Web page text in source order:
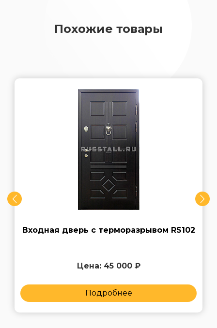
Похожие товары
Входная дверь с терморазрывом RS102
Цена: 45 000 ₽
Подробнее